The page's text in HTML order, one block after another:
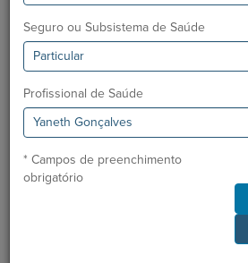
Seguro ou Subsistema de Saúde
Profissional de Saúde
* Campos de preenchimento
obrigatório
Ordem dos Médicos: 45281
Especialidade: